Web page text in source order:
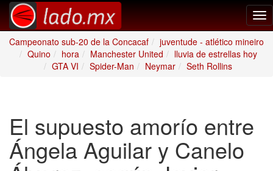
Campeonato sub-20 de la Concacaf
juventude - atlético mineiro
Quino
hora Manchester United
lluvia de estrellas hoy
GTA VI
Spider-Man Neymar Seth Rollins
El supuesto amorío entre
Ángela Aguilar y Canelo